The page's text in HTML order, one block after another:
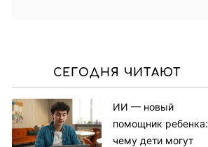
СЕГОДНЯ ЧИТАЮТ
ИИ — новый
помощник ребенка:
чему дети могут